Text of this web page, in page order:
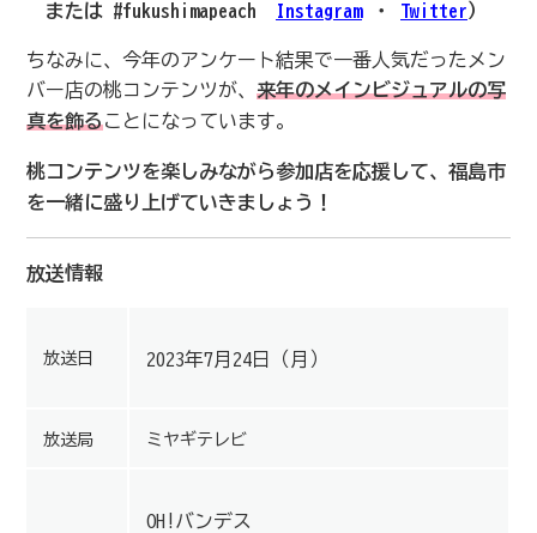
または #fukushimapeach
Instagram・ Twitter）
ちなみに、今年のアンケート結果で一番人気だったメン
バー店の桃コンテンツが、 来年のメインビジュアルの写
真を飾ることになっています。
桃コンテンツを楽しみながら参加店を応援して、福島市
を一緒に盛り上げていきましょう！
放送情報
放送日 2023年7月24日（月）
放送局 ミヤギテレビ
OH!バンデス